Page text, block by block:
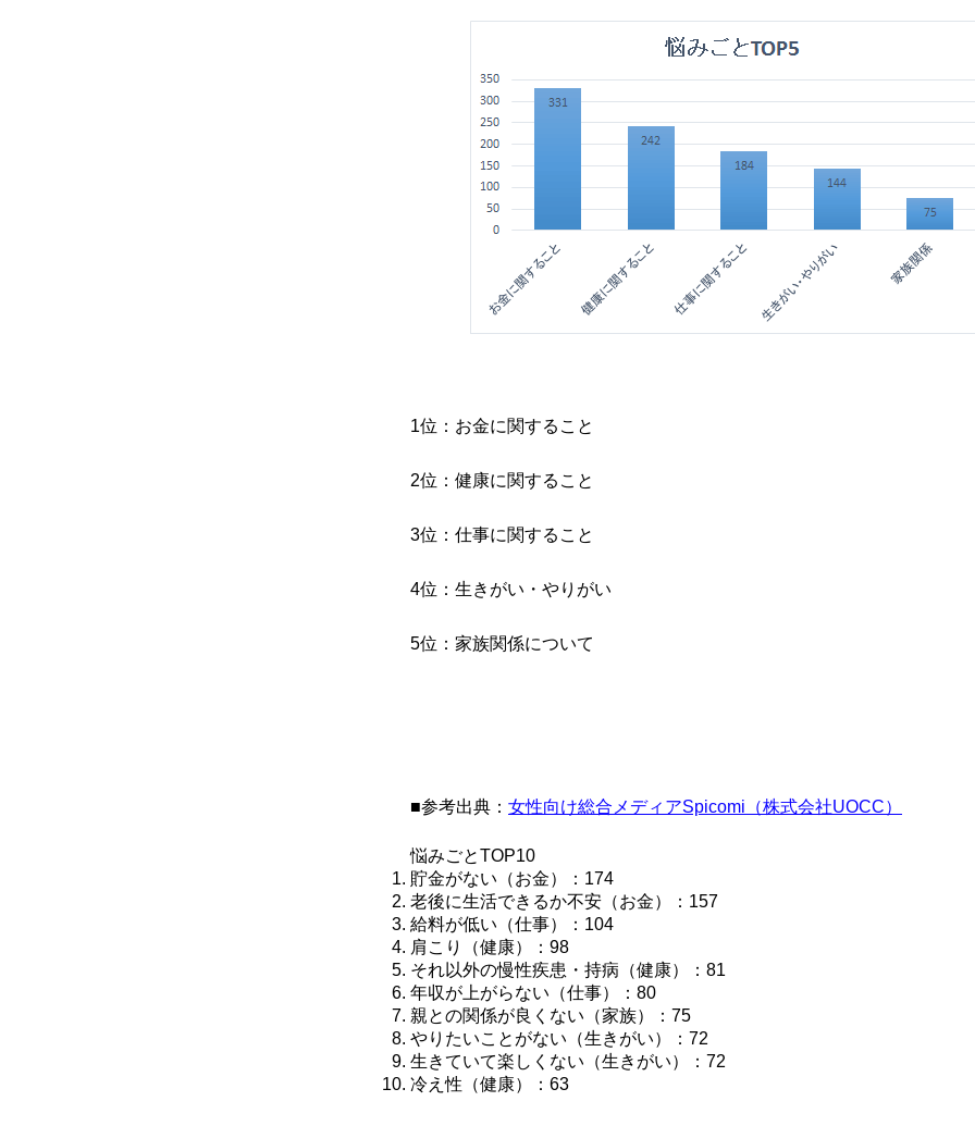
1位：お金に関すること
2位：健康に関すること
3位：仕事に関すること
4位：生きがい・やりがい
5位：家族関係について
■参考出典： 女性向け総合メディアSpicomi（株式会社UOCC）
悩みごとTOP10
貯金がない（お金）：174
老後に生活できるか不安（お金）：157
給料が低い（仕事）：104
肩こり（健康）：98
それ以外の慢性疾患・持病（健康）：81
年収が上がらない（仕事）：80
親との関係が良くない（家族）：75
やりたいことがない（生きがい）：72
生きていて楽しくない（生きがい）：72
冷え性（健康）：63